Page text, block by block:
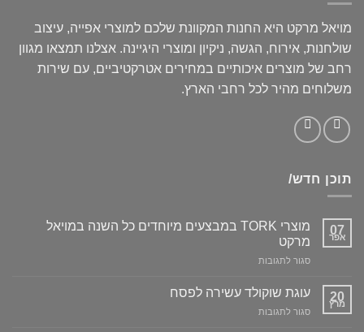
מויאל מרקט היא החנות המקוונת שלכם למוצרי אפייה, עיצוב
שולחנות, אירוח, הגשה, ניקיון ומוצרי היגיינה. אצלנו תמצאו מגוון
רחב של מוצרים איכותיים במחירים אטרקטיביים, עם שירות
משלוחים מהיר לכל רחבי הארץ.
תוכן חדש/
07
אפר
מוצרי TORK במבצעים מיוחדים כל השנה במויאל
מרקט
סגור לתגובותעל
TORK
מיוחדים
20
מרץ
עוגת שוקולד עשירה לפסח
סגור לתגובותעל